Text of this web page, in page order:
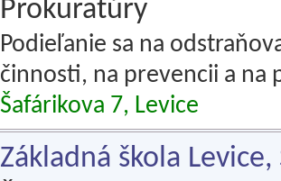
Prokuratúry
Podieľanie sa na
činnosti, na prevencii a na
Šafárikova 7, Levice
Základná škola Levice,